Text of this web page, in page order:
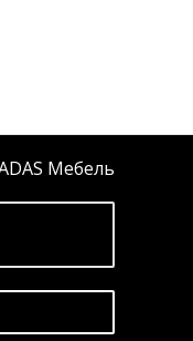
Мебель